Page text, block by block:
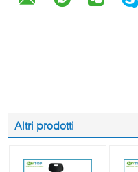
Altri prodotti